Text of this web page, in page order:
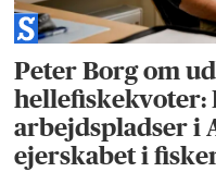
Peter Borg om
hellefiskekvoter:
arbejdspladser i
ejerskabet i